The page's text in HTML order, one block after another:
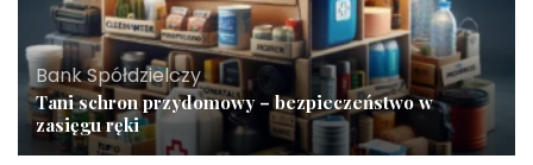
Bank Spółdzielczy
Tani schron przydomowy – bezpieczeństwo w
zasięgu ręki